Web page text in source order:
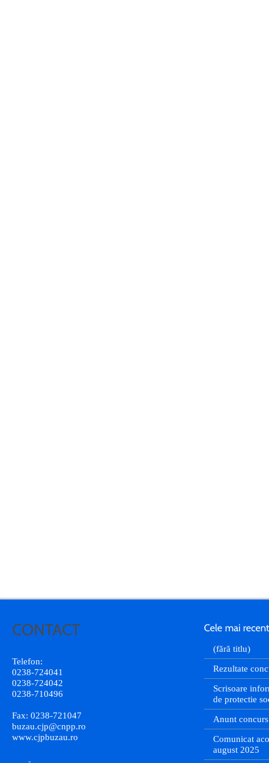
Telefon:
0238-724041
0238-724042
0238-710496
Fax: 0238-721047
buzau.cjp@cnpp.ro
www.cjpbuzau.ro
(fără titlu)
Rezultate
Scrisoare
de protectie
Anunt concurs
Comunicat
august 2025